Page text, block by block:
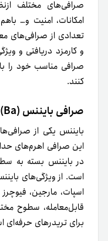
صرافی‌های مختلف
امکانات، امنیت و…
تعدادی از صرافی‌های
و کارمزد دریافتی و
صرافی مناسب خود را
کنند.
صرافی بایننس (Ba)
بایننس یکی از
در بایننس بسته به
است. از ویژگی‌های
اسپات، مارجین،
قابل‌معامله، سطوح
برای تریدرهای حرفه‌ای